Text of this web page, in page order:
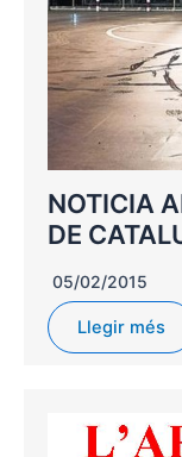
NOTICIA
DE
05/02/2015
Llegir més